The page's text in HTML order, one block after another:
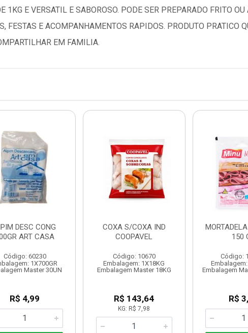
1KG E VERSATIL E SABOROSO. PODE SER PREPARADO FRITO
FESTAS E ACOMPANHAMENTOS RAPIDOS. PRODUTO PRATICO
EM FAMILIA.
DESC CONG
ART CASA
Código: 60230
1X700GR
Master 30UN
R$ 4,99
COXA S/COXA IND
COOPAVEL
Código: 10670
Embalagem: 1X18KG
Embalagem Master 18KG
R$ 143,64
KG: R$ 7,98
150
Código:
Embalagem
R$